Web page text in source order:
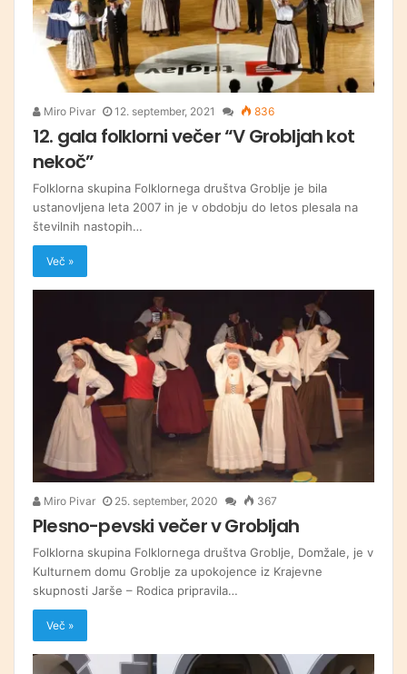
Miro Pivar 12. september, 2021 836
12. gala folklorni večer “V Grobljah kot
nekoč”
Folklorna skupina Folklornega društva Groblje je bila
ustanovljena leta 2007 in je v obdobju do letos plesala na
številnih nastopih…
Več »
Miro Pivar 25. september, 2020 367
Plesno-pevski večer v Grobljah
Folklorna skupina Folklornega društva Groblje, Domžale, je v
Kulturnem domu Groblje za upokojence iz Krajevne
skupnosti Jarše – Rodica pripravila…
Več »